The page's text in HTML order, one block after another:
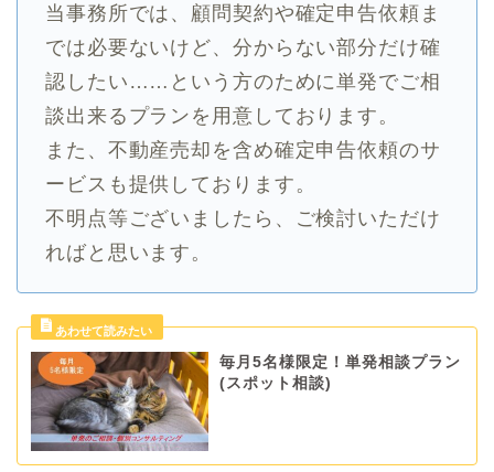
当事務所では、顧問契約や確定申告依頼ま
では必要ないけど、分からない部分だけ確
認したい……という方のために単発でご相
談出来るプランを用意しております。
また、不動産売却を含め確定申告依頼のサ
ービスも提供しております。
不明点等ございましたら、ご検討いただけ
ればと思います。
毎月5名様限定！単発相談プラン
(スポット相談)